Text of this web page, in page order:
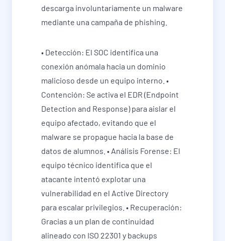
descarga involuntariamente un malware
mediante una campaña de phishing.
• Detección: El SOC identifica una
conexión anómala hacia un dominio
malicioso desde un equipo interno. •
Contención: Se activa el EDR (Endpoint
Detection and Response) para aislar el
equipo afectado, evitando que el
malware se propague hacia la base de
datos de alumnos. • Análisis Forense: El
equipo técnico identifica que el
atacante intentó explotar una
vulnerabilidad en el Active Directory
para escalar privilegios. • Recuperación:
Gracias a un plan de continuidad
alineado con ISO 22301 y backups